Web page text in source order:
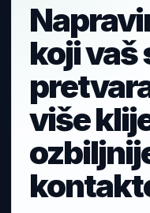
koji vaš
više